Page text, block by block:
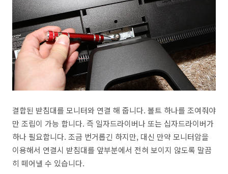
결합된 받침대를 모니터와 연결 해 줍니다. 볼트 하나를 조여줘야
만 조립이 가능 합니다. 즉 일자드라이버나 또는 십자드라이버가
하나 필요합니다. 조금 번거롭긴 하지만, 대신 만약 모니터암을
이용해서 연결시 받침대를 앞부분에서 전혀 보이지 않도록 말끔
히 떼어낼 수 있습니다.